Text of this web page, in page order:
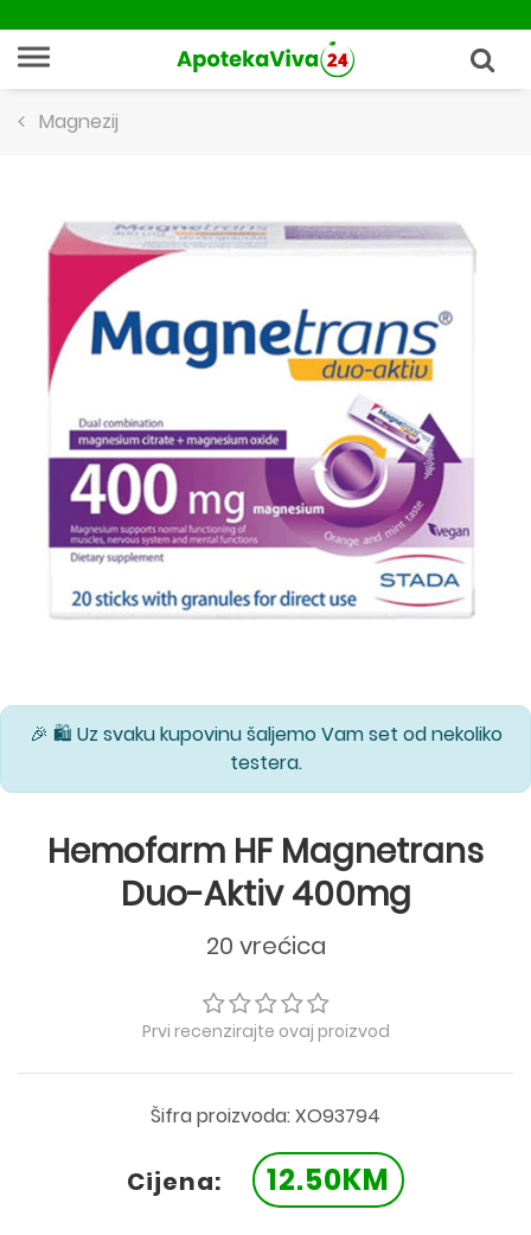
Magnezij
🎉 🛍️ Uz svaku kupovinu šaljemo Vam set od nekoliko
testera.
Hemofarm HF Magnetrans
Duo-Aktiv 400mg
20 vrećica
Prvi recenzirajte ovaj proizvod
Šifra proizvoda: XO93794
Cijena: 12.50KM